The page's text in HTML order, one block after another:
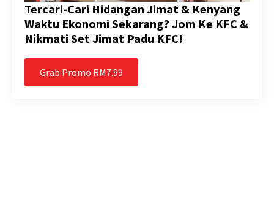
Tercari-Cari Hidangan Jimat & Kenyang
Waktu Ekonomi Sekarang? Jom Ke KFC &
Nikmati Set Jimat Padu KFC!
Grab Promo RM7.99